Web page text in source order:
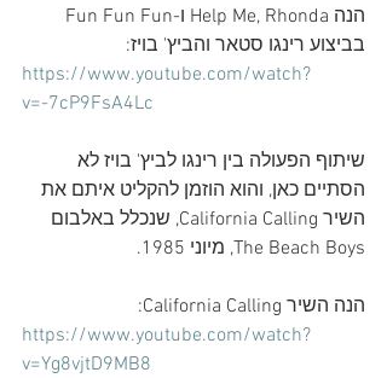
בביצוע רינגו סטאר והביץ' בויז:
https://www.youtube.com/watch?
v=-7cP9FsA4Lc
שיתוף הפעולה בין רינגו לביץ' בויז לא
הסתיים כאן, והוא הוזמן להקליט איתם את
השיר California Calling, שנכלל באלבום
The Beach Boys, מיוני 1985.
הנה השיר California Calling:
https://www.youtube.com/watch?
v=Yg8vjtD9MB8